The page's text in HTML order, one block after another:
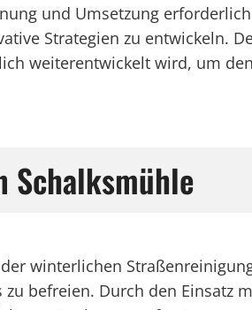
und Umsetzung
Strategien zu entwickeln.
weiterentwickelt wird, um
Schalksmühle
winterlichen
befreien. Durch den Einsatz